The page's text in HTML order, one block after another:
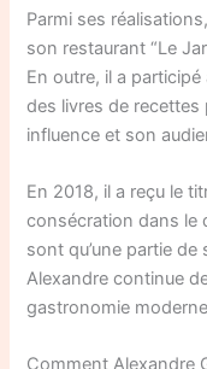
Parmi ses
son restaurant “Le
En outre, il a
des livres de
influence et son
En 2018, il a reçu le
consécration dans le
sont qu’une partie
Alexandre continue
gastronomie
Comment Alexandre